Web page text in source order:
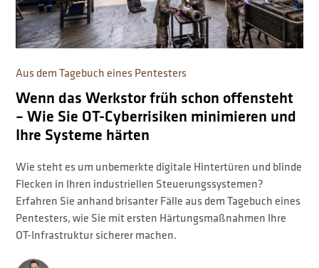
Aus dem Tagebuch eines Pentesters
Wenn das Werkstor früh schon offensteht
– Wie Sie OT-Cyberrisiken minimieren und
Ihre Systeme härten
Wie steht es um unbemerkte digitale Hintertüren und blinde
Flecken in Ihren industriellen Steuerungssystemen?
Erfahren Sie anhand brisanter Fälle aus dem Tagebuch eines
Pentesters, wie Sie mit ersten Härtungsmaßnahmen Ihre
OT-Infrastruktur sicherer machen.